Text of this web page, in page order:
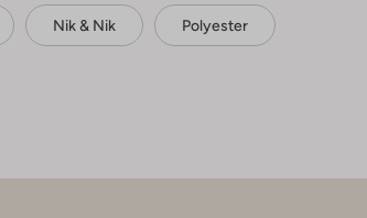
Nik & Nik Polyester